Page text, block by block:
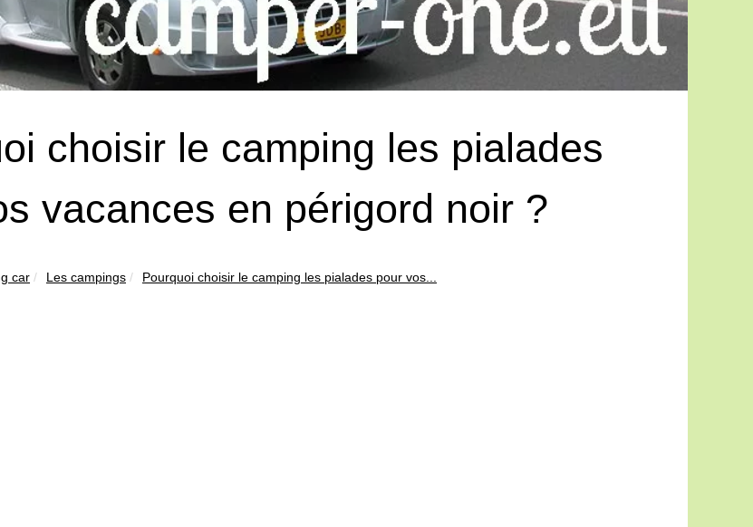
choisir le camping les pialades
vacances en périgord noir ?
car Les campings Pourquoi choisir le camping les pialades pour vos...